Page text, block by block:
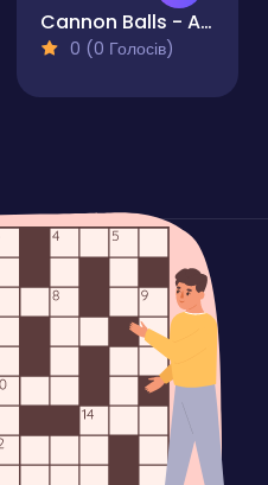
Cannon Balls - Arcade
0 (0 Голосів)